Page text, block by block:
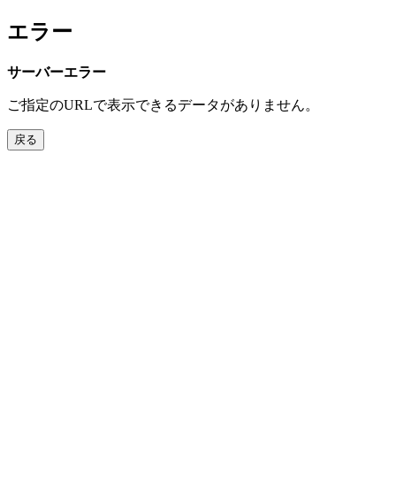
エラー
サーバーエラー
ご指定のURLで表示できるデータがありません。